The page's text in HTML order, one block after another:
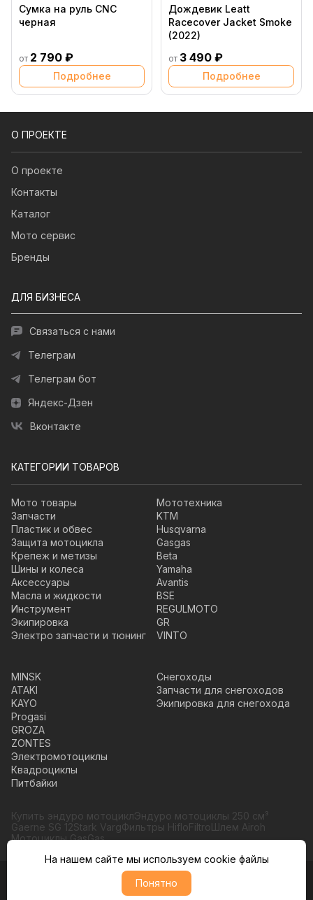
Сумка на руль CNC
черная
от 2 790 ₽
Подробнее
Дождевик Leatt
Racecover Jacket Smoke
(2022)
от 3 490 ₽
Подробнее
О ПРОЕКТЕ
О проекте
Контакты
Каталог
Мото сервис
Бренды
ДЛЯ БИЗНЕСА
Связаться с нами
Телеграм
Телеграм бот
Яндекс-Дзен
Вконтакте
КАТЕГОРИИ ТОВАРОВ
Мото товары
Запчасти
Пластик и обвес
Защита мотоцикла
Крепеж и метизы
Шины и колеса
Аксессуары
Масла и жидкости
Инструмент
Экипировка
Электро запчасти и тюнинг
Мототехника
KTM
Husqvarna
Gasgas
Beta
Yamaha
Avantis
BSE
REGULMOTO
GR
VINTO
MINSK
ATAKI
KAYO
Progasi
GROZA
ZONTES
Электромотоциклы
Квадроциклы
Питбайки
Снегоходы
Запчасти для снегоходов
Экипировка для снегохода
Купить эндуро мотоциклЭндуро мотоциклы 250 см³
Gaerne SG 12Stark VargФильтры HifloFiltroШлем Airoh
Мотоциклы GasGas
© Moto365, Все права защищены
Политика обратботки персональных данных
На нашем сайте мы используем cookie файлы
Понятно